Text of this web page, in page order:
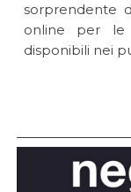
sorprendente
online per le
disponibili nei